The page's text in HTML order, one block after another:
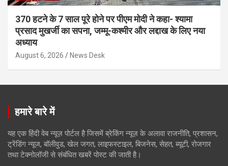
370 हटने के 7 साल पूरे होने पर पीएम मोदी ने कहा- श्यामा
प्रसाद मुखर्जी का सपना, जम्मू-कश्मीर और लद्दाख के लिए नया
अध्याय
August 6, 2026 News Desk
हमारे बारे में
यह एक हिंदी वेब न्यूज़ पोर्टल है जिसमें ब्रेकिंग न्यूज़ के अलावा राजनीति, प्रशासन,
ट्रेंडिंग न्यूज, बॉलीवुड, खेल जगत, लाइफस्टाइल, बिजनेस, सेहत, ब्यूटी, रोजगार
तथा टेक्नोलॉजी से संबंधित खबरें पोस्ट की जाती है।